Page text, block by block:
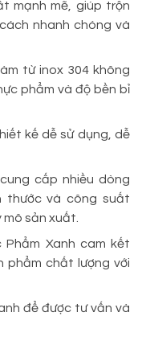
mạnh mẽ, giúp trộn
nhanh chóng và
từ inox 304 không
phẩm và độ bền bỉ
kế dễ sử dụng, dễ
cấp nhiều dòng
thước và công suất
sản xuất.
Phẩm Xanh cam kết
phẩm chất lượng với
để được tư vấn và